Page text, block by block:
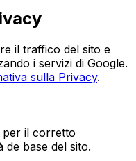
il traffico del sito e
i servizi di Google.
sulla Privacy.
per il corretto
base del sito.